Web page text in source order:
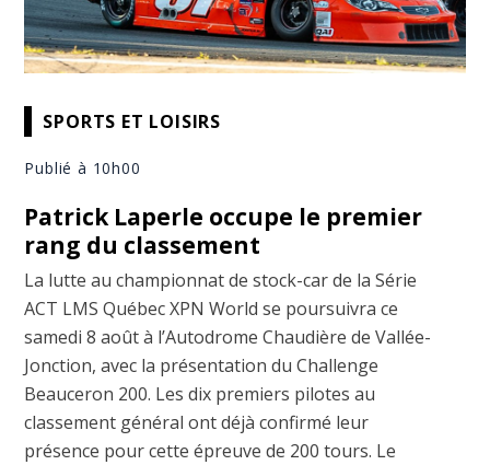
SPORTS ET LOISIRS
Publié à 10h00
Patrick Laperle occupe le premier
rang du classement
La lutte au championnat de stock-car de la Série
ACT LMS Québec XPN World se poursuivra ce
samedi 8 août à l’Autodrome Chaudière de Vallée-
Jonction, avec la présentation du Challenge
Beauceron 200. Les dix premiers pilotes au
classement général ont déjà confirmé leur
présence pour cette épreuve de 200 tours. Le